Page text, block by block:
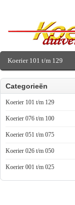
Koerier 101 t/m 129
Categorieën
Koerier 101 t/m 129
Koerier 076 t/m 100
Koerier 051 t/m 075
Koerier 026 t/m 050
Koerier 001 t/m 025